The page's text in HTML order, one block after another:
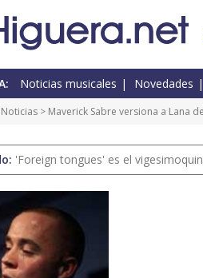
Noticias musicales Novedades
Noticias > Maverick Sabre versiona a Lana
'Foreign tongues' es el